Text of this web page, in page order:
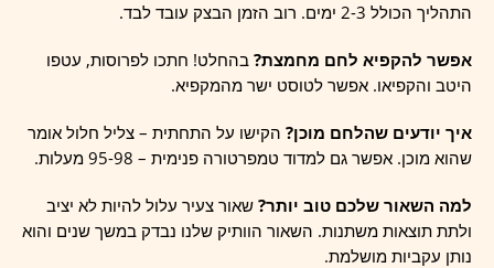
התהליך הכולל 2-3 ימים. רוב הזמן הבצק עובד לבד.
אפשר להקפיא לחם מחמצת? בהחלט! חתכו לפרוסות, עטפו
היטב והקפיאו. אפשר לטוסט ישר מהמקפיא.
איך יודעים שהלחם מוכן? הקישו על התחתית – צליל חלול אומר
שהוא מוכן. אפשר גם למדוד טמפרטורה פנימית – 95-98 מעלות.
למה השאור שלכם טוב יותר? שאור צעיר עלול להיות לא יציב
ולתת תוצאות משתנות. השאור הוותיק שלנו נבדק במשך שנים והוא
נותן עקביות מושלמת.